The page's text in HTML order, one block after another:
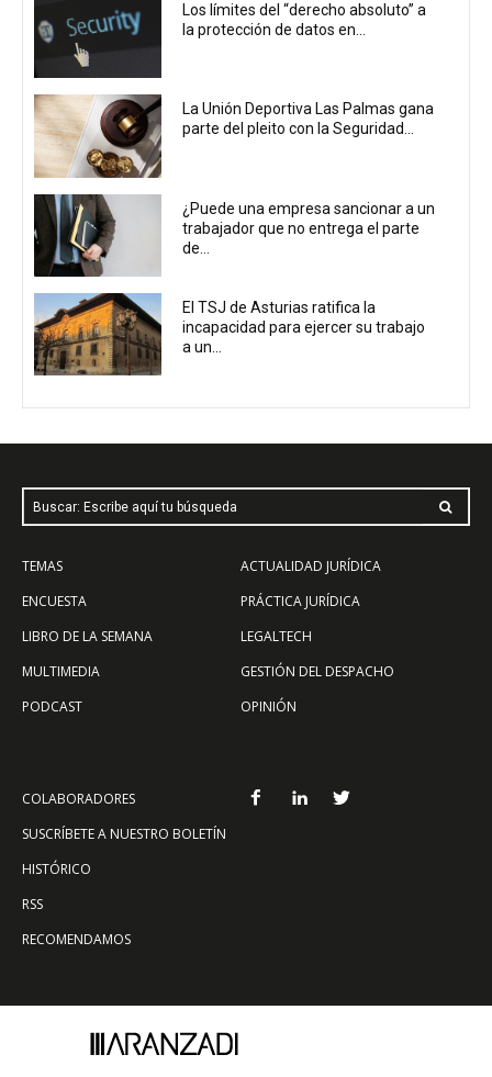
Los límites del “derecho absoluto” a
la protección de datos en...
La Unión Deportiva Las Palmas gana
parte del pleito con la Seguridad...
¿Puede una empresa sancionar a un
trabajador que no entrega el parte
de...
El TSJ de Asturias ratifica la
incapacidad para ejercer su trabajo
a un...
Buscar: Escribe aquí tu búsqueda
TEMAS
ENCUESTA
LIBRO DE LA SEMANA
MULTIMEDIA
PODCAST
ACTUALIDAD JURÍDICA
PRÁCTICA JURÍDICA
LEGALTECH
GESTIÓN DEL DESPACHO
OPINIÓN
COLABORADORES
SUSCRÍBETE A NUESTRO BOLETÍN
HISTÓRICO
RSS
RECOMENDAMOS